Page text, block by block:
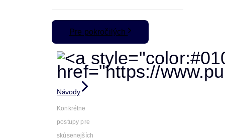
Pre pokročilých
Návody
Konkrétne
postupy pre
skúsenejších